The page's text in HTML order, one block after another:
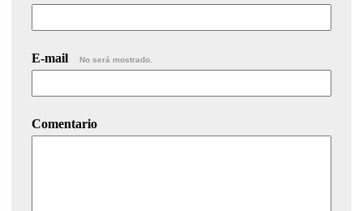
E-mail No será mostrado.
Comentario